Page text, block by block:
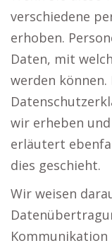
verschiedene
erhoben.
Daten, mit
werden können.
wir erheben
erläutert
dies geschieht.
Wir weisen
Kommunikation